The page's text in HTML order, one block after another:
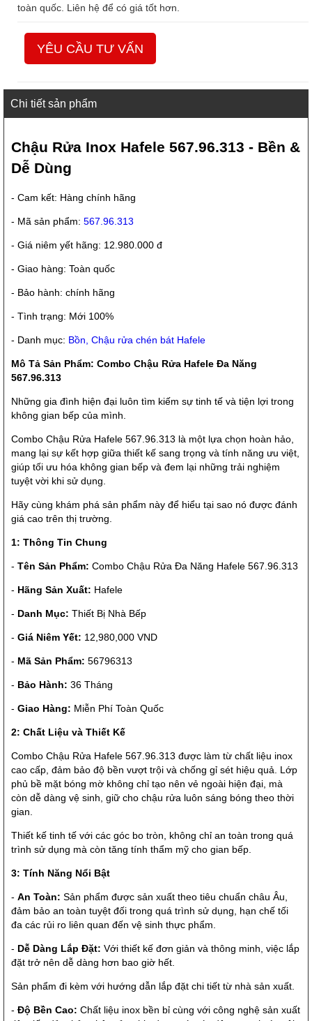
toàn quốc. Liên hệ để có giá tốt hơn.
YÊU CẦU TƯ VẤN
Chi tiết sản phẩm
Chậu Rửa Inox Hafele 567.96.313 - Bền &
Dễ Dùng
- Cam kết: Hàng chính hãng
- Mã sản phẩm: 567.96.313
- Giá niêm yết hãng: 12.980.000 đ
- Giao hàng: Toàn quốc
- Bảo hành: chính hãng
- Tình trạng: Mới 100%
- Danh mục: Bồn, Chậu rửa chén bát Hafele
Mô Tả Sản Phẩm: Combo Chậu Rửa Hafele Đa Năng
567.96.313
Những gia đình hiện đại luôn tìm kiếm sự tinh tế và tiện lợi trong
không gian bếp của mình.
Combo Chậu Rửa Hafele 567.96.313 là một lựa chọn hoàn hảo,
mang lại sự kết hợp giữa thiết kế sang trọng và tính năng ưu việt,
giúp tối ưu hóa không gian bếp và đem lại những trải nghiệm
tuyệt vời khi sử dụng.
Hãy cùng khám phá sản phẩm này để hiểu tại sao nó được đánh
giá cao trên thị trường.
1: Thông Tin Chung
- Tên Sản Phẩm: Combo Chậu Rửa Đa Năng Hafele 567.96.313
- Hãng Sản Xuất: Hafele
- Danh Mục: Thiết Bị Nhà Bếp
- Giá Niêm Yết: 12,980,000 VND
- Mã Sản Phẩm: 56796313
- Bảo Hành: 36 Tháng
- Giao Hàng: Miễn Phí Toàn Quốc
2: Chất Liệu và Thiết Kế
Combo Chậu Rửa Hafele 567.96.313 được làm từ chất liệu inox
cao cấp, đảm bảo độ bền vượt trội và chống gỉ sét hiệu quả. Lớp
phủ bề mặt bóng mờ không chỉ tạo nên vẻ ngoài hiện đại, mà
còn dễ dàng vệ sinh, giữ cho chậu rửa luôn sáng bóng theo thời
gian.
Thiết kế tinh tế với các góc bo tròn, không chỉ an toàn trong quá
trình sử dụng mà còn tăng tính thẩm mỹ cho gian bếp.
3: Tính Năng Nổi Bật
- An Toàn: Sản phẩm được sản xuất theo tiêu chuẩn châu Âu,
đảm bảo an toàn tuyệt đối trong quá trình sử dụng, hạn chế tối
đa các rủi ro liên quan đến vệ sinh thực phẩm.
- Dễ Dàng Lắp Đặt: Với thiết kế đơn giản và thông minh, việc lắp
đặt trở nên dễ dàng hơn bao giờ hết.
Sản phẩm đi kèm với hướng dẫn lắp đặt chi tiết từ nhà sản xuất.
- Độ Bền Cao: Chất liệu inox bền bỉ cùng với công nghệ sản xuất